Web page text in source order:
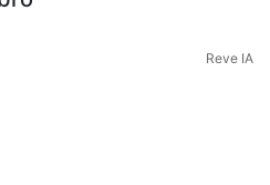
Reve IA